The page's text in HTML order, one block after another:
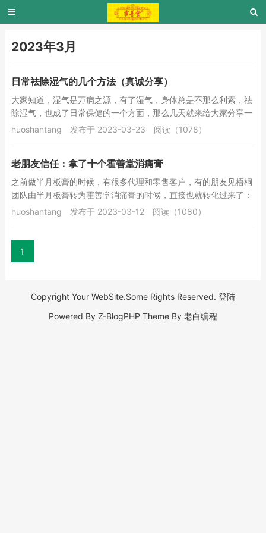
2023年3月
日常祛除湿气的几个方法（真诚分享）
大家知道，湿气是万病之源，有了湿气，身体总是不那么利索，祛
除湿气，也成了日常保健的一个方面，那么几天就来给大家分享一
些祛除湿气的方法。祛除湿气有三个方法，第一个...
huoshantang 发布于 2023-03-23 阅读（1078）
老朋友信任：拿了十个霍善堂消痛膏
之前做半月板膏的时候，有很多代理和零售客户，有的朋友见梧桐
团队由半月板膏转为霍善堂消痛膏的时候，直接也就转化过来了：
代理直接卖霍善堂消痛膏，零售老客户直接用霍善...
huoshantang 发布于 2023-03-12 阅读（1080）
1
Copyright Your WebSite.Some Rights Reserved. 登陆
Powered By Z-BlogPHP Theme By 老白编程